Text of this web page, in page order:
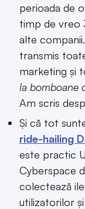
perioada de
timp de vreo
alte
transmis
marketing și
la bomboane
Am scris
Și că tot
ride-hailing
este practic
Cyberspace
colectează
utilizatorilor